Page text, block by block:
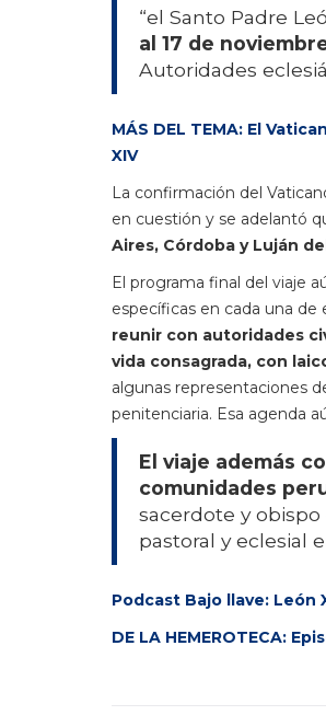
“el Santo Padre
al 17 de
Autoridades
MÁS DEL TEMA: El
XIV
La confirmación del
en cuestión y se adelantó
Aires, Córdoba y Luján
El programa final del viaje
específicas en cada una de
reunir con autoridades
vida consagrada, con
algunas representaciones
penitenciaria. Esa agenda
El viaje además
comunidades
sacerdote y
pastoral y eclesial
Podcast Bajo llave:
DE LA HEMEROTECA: